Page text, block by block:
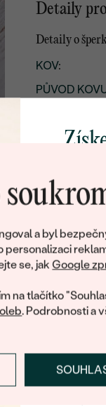
a byl
se, jakGoogle
na tlačítko
. Podrobnosti a
Detaily
Detaily o
KOV:
PŮVOD
ŠÍŘKA:
Jako